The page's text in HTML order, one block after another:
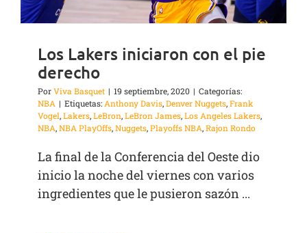
Los Lakers iniciaron con el pie
derecho
PorViva Basquet | 19 septiembre, 2020 | Categorías:
NBA | Etiquetas: Anthony Davis,Denver Nuggets,Frank
Vogel,Lakers,LeBron,LeBron James,Los Angeles Lakers,
NBA,NBA PlayOffs,Nuggets,Playoffs NBA,Rajon Rondo
La final de la Conferencia del Oeste dio
inicio la noche del viernes con varios
ingredientes que le pusieron sazón ...